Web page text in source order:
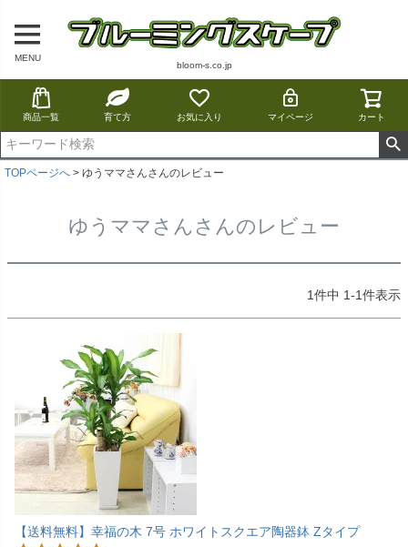
MENU
bloom-s.co.jp
商品一覧 育て方 お気に入り マイページ カート
TOPページへ ゆうママさんさんのレビュー
ゆうママさんさんのレビュー
1件中 1-1件表示
【送料無料】幸福の木 7号 ホワイトスクエア陶器鉢 Zタイプ